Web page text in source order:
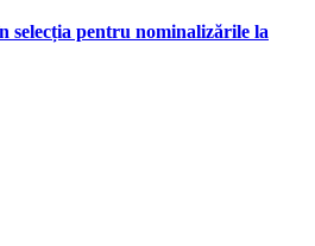
selecția pentru nominalizările la